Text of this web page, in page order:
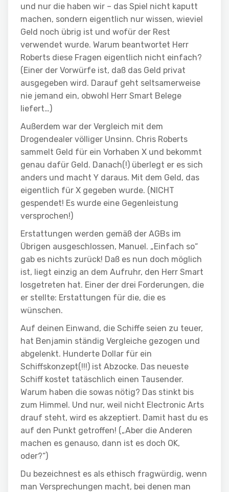
und nur die haben wir – das Spiel nicht kaputt
machen, sondern eigentlich nur wissen, wieviel
Geld noch übrig ist und wofür der Rest
verwendet wurde. Warum beantwortet Herr
Roberts diese Fragen eigentlich nicht einfach?
(Einer der Vorwürfe ist, daß das Geld privat
ausgegeben wird. Darauf geht seltsamerweise
nie jemand ein, obwohl Herr Smart Belege
liefert…)
Außerdem war der Vergleich mit dem
Drogendealer völliger Unsinn. Chris Roberts
sammelt Geld für ein Vorhaben X und bekommt
genau dafür Geld. Danach(!) überlegt er es sich
anders und macht Y daraus. Mit dem Geld, das
eigentlich für X gegeben wurde. (NICHT
gespendet! Es wurde eine Gegenleistung
versprochen!)
Erstattungen werden gemäß der AGBs im
Übrigen ausgeschlossen, Manuel. „Einfach so“
gab es nichts zurück! Daß es nun doch möglich
ist, liegt einzig an dem Aufruhr, den Herr Smart
losgetreten hat. Einer der drei Forderungen, die
er stellte: Erstattungen für die, die es
wünschen.
Auf deinen Einwand, die Schiffe seien zu teuer,
hat Benjamin ständig Vergleiche gezogen und
abgelenkt. Hunderte Dollar für ein
Schiffskonzept(!!!) ist Abzocke. Das neueste
Schiff kostet tatäschlich einen Tausender.
Warum haben die sowas nötig? Das stinkt bis
zum Himmel. Und nur, weil nicht Electronic Arts
drauf steht, wird es akzeptiert. Damit hast du es
auf den Punkt getroffen! („Aber die Anderen
machen es genauso, dann ist es doch OK,
oder?“)
Du bezeichnest es als ethisch fragwürdig, wenn
man Versprechungen macht, bei denen man